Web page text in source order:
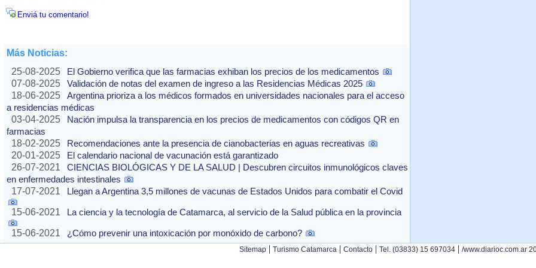
Enviá tu comentario!
Más Noticias:
25-08-2025
El Gobierno verifica que las farmacias exhiban los precios de los medicamentos
07-08-2025
Validación de notas del examen de ingreso a las Residencias Médicas 2025
18-06-2025
Argentina prioriza a los médicos formados en universidades nacionales para el acceso
a residencias médicas
03-04-2025
Nación impulsa la transparencia en los precios de medicamentos con códigos QR en
farmacias
18-02-2025
Recomendaciones ante la presencia de cianobacterias en aguas recreativas
20-01-2025
El calendario nacional de vacunación está garantizado
26-07-2021
CIENCIAS BIOLÓGICAS Y DE LA SALUD | Descubren circuitos inmunológicos claves
en enfermedades intestinales
17-07-2021
Llegan a Argentina 3,5 millones de vacunas de Estados Unidos para combatir el Covid
15-06-2021 La ciencia y la tecnología de Catamarca, al servicio de la Salud pública en la provincia
15-06-2021 ¿Cómo prevenir una intoxicación por monóxido de carbono?
Sitemap | Turismo Catamarca | Contacto | Tel. (03833) 15 697034 | /www.diarioc.com.ar